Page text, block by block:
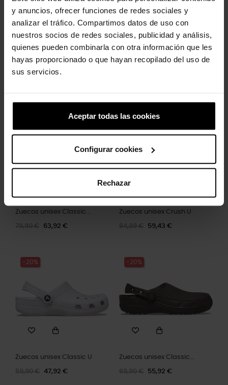
y anuncios, ofrecer funciones de redes sociales y
analizar el tráfico. Compartimos datos de uso con
nuestros socios de redes sociales, publicidad y análisis,
quienes pueden combinarla con otra información que les
hayas proporcionado o que hayan recopilado del uso de
sus servicios.
Aceptar todas las cookies
Configurar cookies
Rechazar
- Fáciles de limpiar y de secado rápido.
- Personalizables con charms Jibbitz™.
- La icónica comodidad Crocs™: ligeras. Flexibles. Comodidad
en 360 grados.
Zuecos unisex Classic...
79,90 € 63,92 €
-30%
Zuecos unisex Crush U
84,99 € 59,43 €
-20%
Zuecos unisex Classic U
59,90 € 47,92 €
-20%
Zuecos unisex Classic...
69,90 € 55,92 €